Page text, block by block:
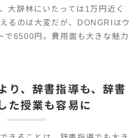
大辞林にいたっては1万円近く
るのは大変だが、DONGRIはウ
で6500円。費用面も大きな魅力
り、辞書指導も、辞書
た授業も容易に